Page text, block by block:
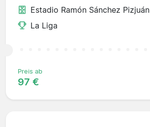
Estadio Ramón Sánchez Pizjuán
La Liga
Preis ab
97 €